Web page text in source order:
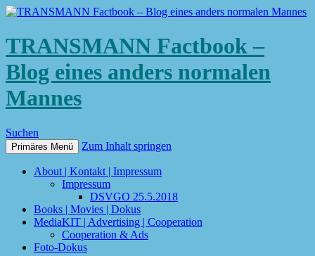
TRANSMANN Factbook –
Blog eines anders normalen
Mannes
Suchen
Primäres Menü Zum Inhalt springen
About | Kontakt | Impressum
Impressum
DSVGO 25.5.2018
Books | Movies | Dokus
MediaKIT | Advertising | Cooperation
Cooperation & Ads
Foto-Dokus